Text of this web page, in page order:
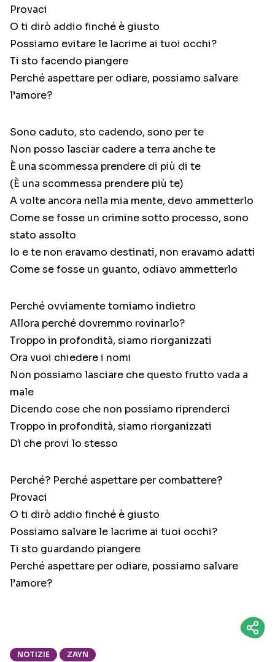
Provaci
O ti dirò addio finché è giusto
Possiamo evitare le lacrime ai tuoi occhi?
Ti sto facendo piangere
Perché aspettare per odiare, possiamo salvare
l’amore?
Sono caduto, sto cadendo, sono per te
Non posso lasciar cadere a terra anche te
È una scommessa prendere di più di te
(È una scommessa prendere più te)
A volte ancora nella mia mente, devo ammetterlo
Come se fosse un crimine sotto processo, sono
stato assolto
Io e te non eravamo destinati, non eravamo adatti
Come se fosse un guanto, odiavo ammetterlo
Perché ovviamente torniamo indietro
Allora perché dovremmo rovinarlo?
Troppo in profondità, siamo riorganizzati
Ora vuoi chiedere i nomi
Non possiamo lasciare che questo frutto vada a
male
Dicendo cose che non possiamo riprenderci
Troppo in profondità, siamo riorganizzati
Dì che provi lo stesso
Perché? Perché aspettare per combattere?
Provaci
O ti dirò addio finché è giusto
Possiamo salvare le lacrime ai tuoi occhi?
Ti sto guardando piangere
Perché aspettare per odiare, possiamo salvare
l’amore?
NOTIZIE ZAYN